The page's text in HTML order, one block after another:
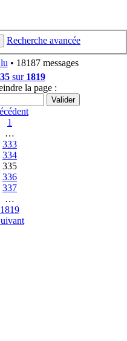
Recherche avancée
• 18187 messages
sur 1819
la page :
1
…
333
334
335
336
337
…
1819